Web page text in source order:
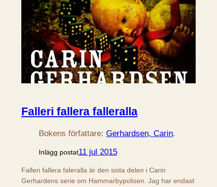
Falleri fallera falleralla
Bokens författare: Gerhardsen, Carin.
Inlägg postat11 jul 2015
Falleri fallera faleralla är den sista delen i Carin
Gerhardens serie om Hammarbypolisen. Jag har endast